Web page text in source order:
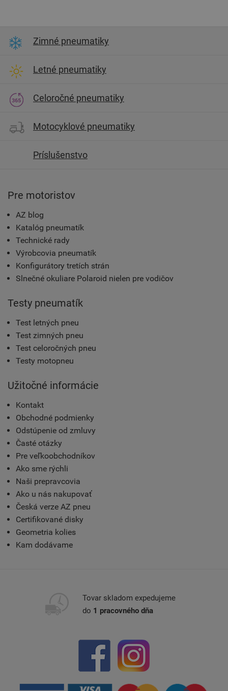
Zimné pneumatiky
Letné pneumatiky
Celoročné pneumatiky
Motocyklové pneumatiky
Príslušenstvo
Pre motoristov
AZ blog
Katalóg pneumatík
Technické rady
Výrobcovia pneumatík
Konfigurátory tretích strán
Slnečné okuliare Polaroid nielen pre vodičov
Testy pneumatík
Test letných pneu
Test zimných pneu
Test celoročných pneu
Testy motopneu
Užitočné informácie
Kontakt
Obchodné podmienky
Odstúpenie od zmluvy
Časté otázky
Pre veľkoobchodníkov
Ako sme rýchli
Naši prepravcovia
Ako u nás nakupovať
Česká verze AZ pneu
Certifikované disky
Geometria kolies
Kam dodávame
Tovar skladom expedujeme
do 1 pracovného dňa